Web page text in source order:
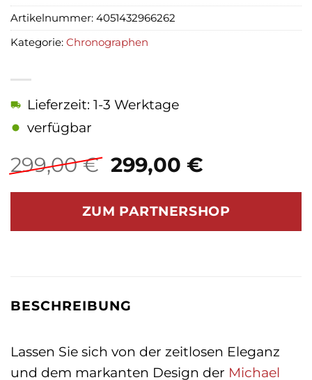
299,00€ Ursprünglicher
Preis
war:
299,00 €
299,00 €Aktueller
ist:
299,00 €.
Lieferzeit: 1-3 Werktage
verfügbar
ZUM PARTNERSHOP
Artikelnummer: 4051432966262
Kategorie: Chronographen
BESCHREIBUNG
Lassen Sie sich von der zeitlosen Eleganz
und dem markanten Design der Michael